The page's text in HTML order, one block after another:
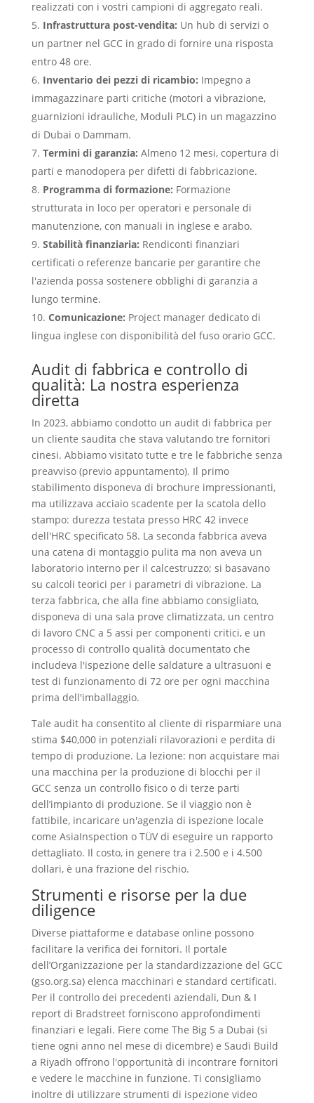
realizzati con i vostri campioni di aggregato reali.
Infrastruttura post-vendita: Un hub di servizi o
un partner nel GCC in grado di fornire una risposta
entro 48 ore.
Inventario dei pezzi di ricambio: Impegno a
immagazzinare parti critiche (motori a vibrazione,
guarnizioni idrauliche, Moduli PLC) in un magazzino
di Dubai o Dammam.
Termini di garanzia: Almeno 12 mesi, copertura di
parti e manodopera per difetti di fabbricazione.
Programma di formazione: Formazione
strutturata in loco per operatori e personale di
manutenzione, con manuali in inglese e arabo.
Stabilità finanziaria: Rendiconti finanziari
certificati o referenze bancarie per garantire che
l'azienda possa sostenere obblighi di garanzia a
lungo termine.
Comunicazione: Project manager dedicato di
lingua inglese con disponibilità del fuso orario GCC.
Audit di fabbrica e controllo di
qualità: La nostra esperienza
diretta
In 2023, abbiamo condotto un audit di fabbrica per
un cliente saudita che stava valutando tre fornitori
cinesi. Abbiamo visitato tutte e tre le fabbriche senza
preavviso (previo appuntamento). Il primo
stabilimento disponeva di brochure impressionanti,
ma utilizzava acciaio scadente per la scatola dello
stampo: durezza testata presso HRC 42 invece
dell'HRC specificato 58. La seconda fabbrica aveva
una catena di montaggio pulita ma non aveva un
laboratorio interno per il calcestruzzo; si basavano
su calcoli teorici per i parametri di vibrazione. La
terza fabbrica, che alla fine abbiamo consigliato,
disponeva di una sala prove climatizzata, un centro
di lavoro CNC a 5 assi per componenti critici, e un
processo di controllo qualità documentato che
includeva l'ispezione delle saldature a ultrasuoni e
test di funzionamento di 72 ore per ogni macchina
prima dell'imballaggio.
Tale audit ha consentito al cliente di risparmiare una
stima $40,000 in potenziali rilavorazioni e perdita di
tempo di produzione. La lezione: non acquistare mai
una macchina per la produzione di blocchi per il
GCC senza un controllo fisico o di terze parti
dell’impianto di produzione. Se il viaggio non è
fattibile, incaricare un'agenzia di ispezione locale
come AsiaInspection o TÜV di eseguire un rapporto
dettagliato. Il costo, in genere tra i 2.500 e i 4.500
dollari, è una frazione del rischio.
Strumenti e risorse per la due
diligence
Diverse piattaforme e database online possono
facilitare la verifica dei fornitori. Il portale
dell’Organizzazione per la standardizzazione del GCC
(gso.org.sa) elenca macchinari e standard certificati.
Per il controllo dei precedenti aziendali, Dun & I
report di Bradstreet forniscono approfondimenti
finanziari e legali. Fiere come The Big 5 a Dubai (si
tiene ogni anno nel mese di dicembre) e Saudi Build
a Riyadh offrono l'opportunità di incontrare fornitori
e vedere le macchine in funzione. Ti consigliamo
inoltre di utilizzare strumenti di ispezione video